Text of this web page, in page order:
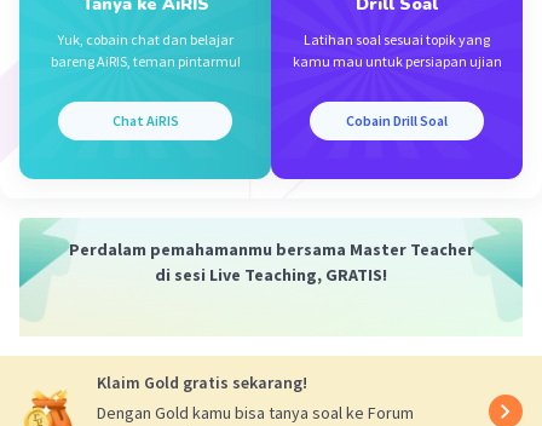
f'(x) = 3x² - 6x + 2
f''(x) = 6x - 6
f"(1) = 6(1) - 6
Beri Rating ·
Yuk, cobain chat dan belajar
bareng AiRIS, teman pintarmu!
Chat AiRIS
Latihan soal sesuai topik yang
kamu mau untuk persiapan ujian
Cobain Drill Soal
Perdalam pemahamanmu bersama Master Teacher
di sesi Live Teaching, GRATIS!
Klaim Gold gratis sekarang!
Dengan Gold kamu bisa tanya soal ke Forum